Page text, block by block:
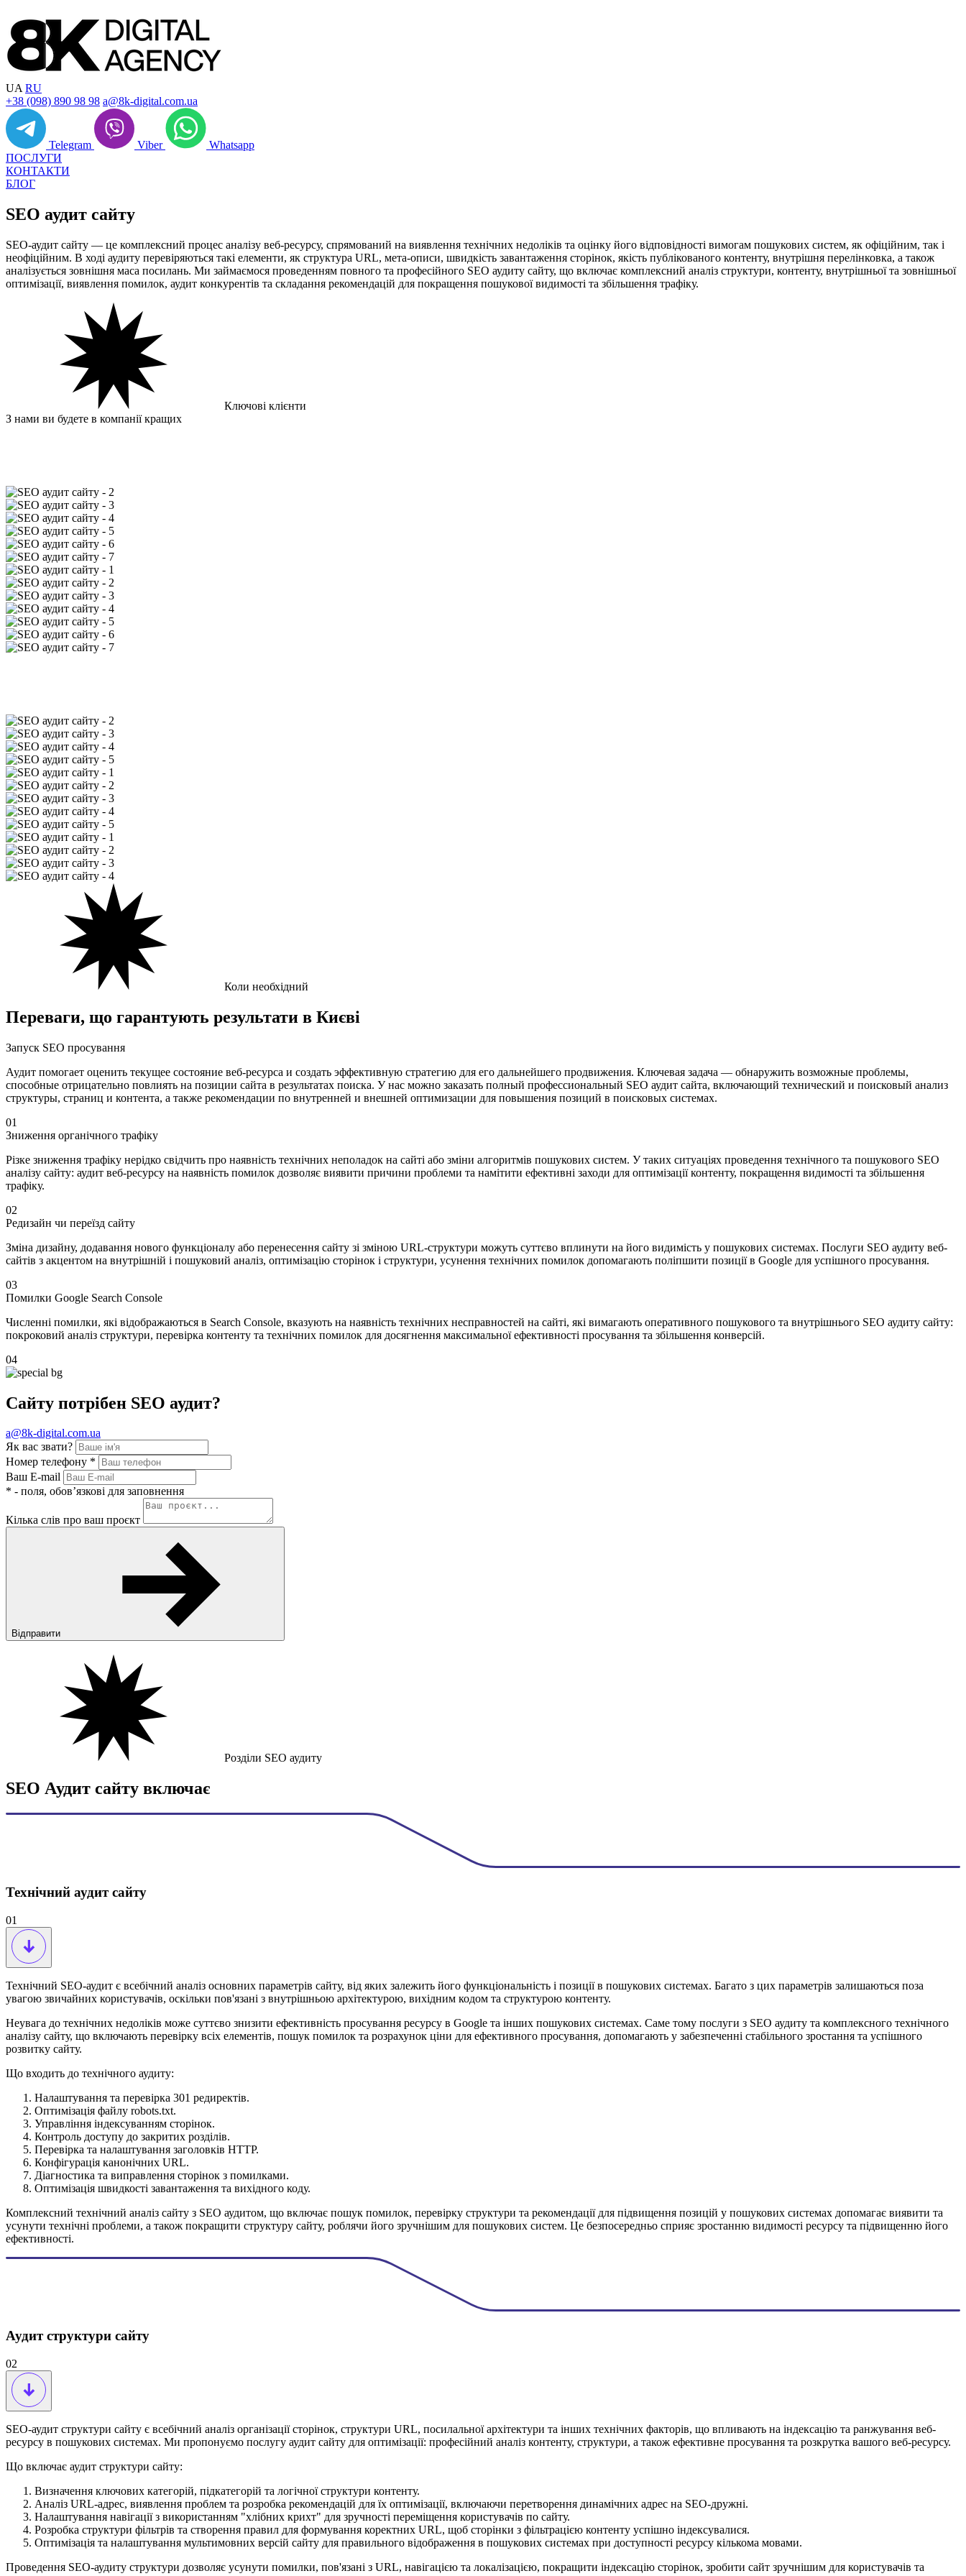
UA RU
+38 (098) 890 98 98 a@8k-digital.com.ua
Telegram Viber
Whatsapp
ПОСЛУГИ
КОНТАКТИ
БЛОГ
SEO аудит сайту
SEO-аудит сайту — це комплексний процес аналізу веб-ресурсу, спрямований на виявлення технічних недоліків та оцінку його відповідності вимогам пошукових систем, як офіційним, так і
неофіційним. В ході аудиту перевіряються такі елементи, як структура URL, мета-описи, швидкість завантаження сторінок, якість публікованого контенту, внутрішня перелінковка, а також
аналізується зовнішня маса посилань. Ми займаємося проведенням повного та професійного SEO аудиту сайту, що включає комплексний аналіз структури, контенту, внутрішньої та зовнішньої
оптимізації, виявлення помилок, аудит конкурентів та складання рекомендацій для покращення пошукової видимості та збільшення трафіку.
Ключові клієнти
З нами ви будете в компанії кращих
Коли необхідний
Переваги, що гарантують результати в Києві
Запуск SEO просування
Аудит помогает оценить текущее состояние веб-ресурса и создать эффективную стратегию для его дальнейшего продвижения. Ключевая задача — обнаружить возможные проблемы,
способные отрицательно повлиять на позиции сайта в результатах поиска. У нас можно заказать полный профессиональный SEO аудит сайта, включающий технический и поисковый анализ
структуры, страниц и контента, а также рекомендации по внутренней и внешней оптимизации для повышения позиций в поисковых системах.
01
Зниження органічного трафіку
Різке зниження трафіку нерідко свідчить про наявність технічних неполадок на сайті або зміни алгоритмів пошукових систем. У таких ситуаціях проведення технічного та пошукового SEO
аналізу сайту: аудит веб-ресурсу на наявність помилок дозволяє виявити причини проблеми та намітити ефективні заходи для оптимізації контенту, покращення видимості та збільшення
трафіку.
02
Редизайн чи переїзд сайту
Зміна дизайну, додавання нового функціоналу або перенесення сайту зі зміною URL-структури можуть суттєво вплинути на його видимість у пошукових системах. Послуги SEO аудиту веб-
сайтів з акцентом на внутрішній і пошуковий аналіз, оптимізацію сторінок і структури, усунення технічних помилок допомагають поліпшити позиції в Google для успішного просування.
03
Помилки Google Search Console
Численні помилки, які відображаються в Search Console, вказують на наявність технічних несправностей на сайті, які вимагають оперативного пошукового та внутрішнього SEO аудиту сайту:
покроковий аналіз структури, перевірка контенту та технічних помилок для досягнення максимальної ефективності просування та збільшення конверсій.
04
Сайту потрібен SEO аудит?
a@8k-digital.com.ua
Як вас звати?
Номер телефону *
Ваш E-mail
* - поля, обов’язкові для заповнення
Кілька слів про ваш проєкт
Відправити
Розділи SEO аудиту
SEO Аудит сайту включає
Технічний аудит сайту
01
Технічний SEO-аудит є всебічний аналіз основних параметрів сайту, від яких залежить його функціональність і позиції в пошукових системах. Багато з цих параметрів залишаються поза
увагою звичайних користувачів, оскільки пов'язані з внутрішньою архітектурою, вихідним кодом та структурою контенту.
Неувага до технічних недоліків може суттєво знизити ефективність просування ресурсу в Google та інших пошукових системах. Саме тому послуги з SEO аудиту та комплексного технічного
аналізу сайту, що включають перевірку всіх елементів, пошук помилок та розрахунок ціни для ефективного просування, допомагають у забезпеченні стабільного зростання та успішного
розвитку сайту.
Що входить до технічного аудиту:
Налаштування та перевірка 301 редиректів.
Оптимізація файлу robots.txt.
Управління індексуванням сторінок.
Контроль доступу до закритих розділів.
Перевірка та налаштування заголовків HTTP.
Конфігурація канонічних URL.
Діагностика та виправлення сторінок з помилками.
Оптимізація швидкості завантаження та вихідного коду.
Комплексний технічний аналіз сайту з SEO аудитом, що включає пошук помилок, перевірку структури та рекомендації для підвищення позицій у пошукових системах допомагає виявити та
усунути технічні проблеми, а також покращити структуру сайту, роблячи його зручнішим для пошукових систем. Це безпосередньо сприяє зростанню видимості ресурсу та підвищенню його
ефективності.
Аудит структури сайту
02
SEO-аудит структури сайту є всебічний аналіз організації сторінок, структури URL, посилальної архітектури та інших технічних факторів, що впливають на індексацію та ранжування веб-
ресурсу в пошукових системах. Ми пропонуємо послугу аудит сайту для оптимізації: професійний аналіз контенту, структури, а також ефективне просування та розкрутка вашого веб-ресурсу.
Що включає аудит структури сайту:
Визначення ключових категорій, підкатегорій та логічної структури контенту.
Аналіз URL-адрес, виявлення проблем та розробка рекомендацій для їх оптимізації, включаючи перетворення динамічних адрес на SEO-дружні.
Налаштування навігації з використанням "хлібних крихт" для зручності переміщення користувачів по сайту.
Розробка структури фільтрів та створення правил для формування коректних URL, щоб сторінки з фільтрацією контенту успішно індексувалися.
Оптимізація та налаштування мультимовних версій сайту для правильного відображення в пошукових системах при доступності ресурсу кількома мовами.
Проведення SEO-аудиту структури дозволяє усунути помилки, пов'язані з URL, навігацією та локалізацією, покращити індексацію сторінок, зробити сайт зручнішим для користувачів та